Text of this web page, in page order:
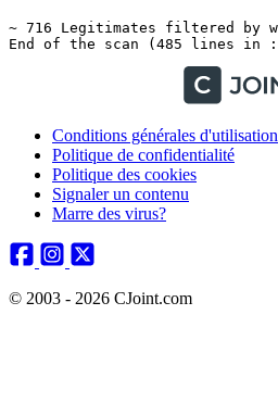
Conditions générales d'utilisation
Politique de confidentialité
Politique des cookies
Signaler un contenu
Marre des virus?
© 2003 - 2026 CJoint.com